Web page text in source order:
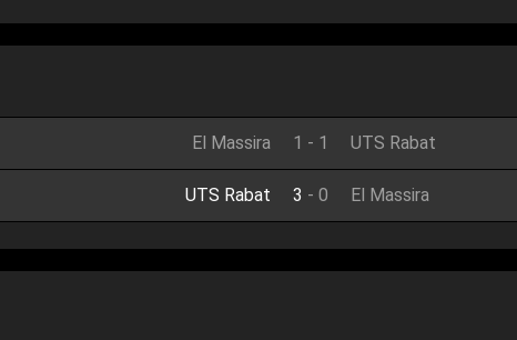
El Massira 1 - 1 UTS Rabat
UTS Rabat 3 - 0 El Massira